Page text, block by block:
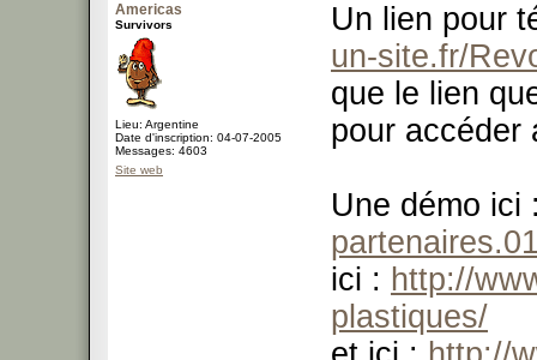
Americas
Survivors
Lieu: Argentine
Date d'inscription: 04-07-2005
Messages: 4603
Site web
Un lien pour
un-site.fr/
que le lien
pour
Une démo
ici : http://
plastiques/